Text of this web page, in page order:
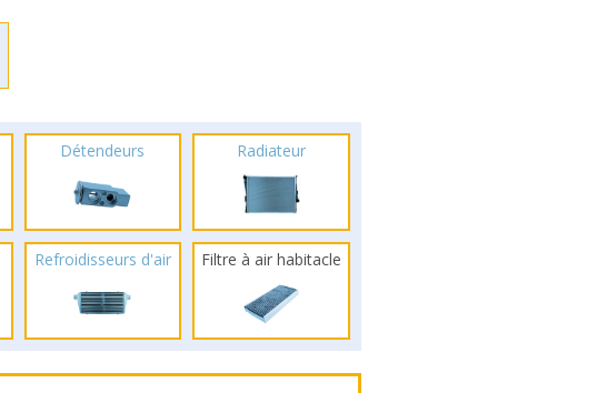
Détendeurs Radiateur
Refroidisseurs d'air Filtre à air habitacle